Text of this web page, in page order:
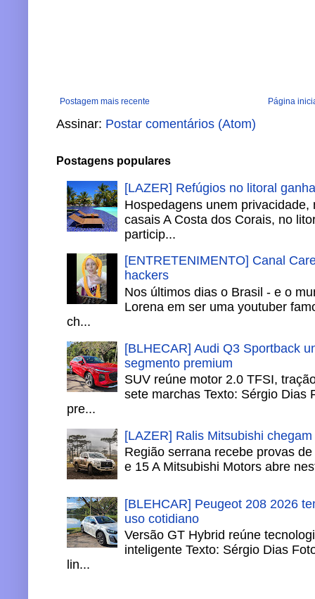
Postagem mais recente Página
Assinar: Postar comentários (Atom)
Postagens populares
[LAZER] Refúgios no litoral
Hospedagens unem
casais A Costa dos Corais, no
particip...
[ENTRETENIMENTO] Canal
hackers
Nos últimos dias o Brasil - e o
Lorena em ser uma youtuber
ch...
[BLHECAR] Audi Q3 Sportback
segmento premium
SUV reúne motor 2.0 TFSI,
sete marchas Texto: Sérgio Dias
pre...
[LAZER] Ralis Mitsubishi
Região serrana recebe provas
e 15 A Mitsubishi Motors abre
[BLEHCAR] Peugeot 208 2026
uso cotidiano
Versão GT Hybrid reúne
inteligente Texto: Sérgio Dias
lin...